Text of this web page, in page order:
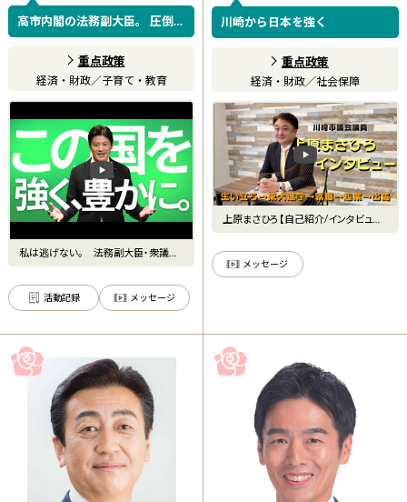
高市内閣の法務副大臣。 圧倒
的！政策実現力。
重点政策
経済・財政／子育て・教育
私は逃げない。 法務副大臣・衆議院
議員みたに英弘
活動記録 メッセージ
川崎から日本を強く
重点政策
経済・財政／社会保障
上原まさひろ【自己紹介/インタビュー】
川崎市議会議員【生い立
メッセージ